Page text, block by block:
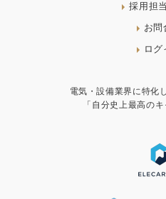
採用担
お問
ログ
電気・設備業界に特化
「自分史上最高の